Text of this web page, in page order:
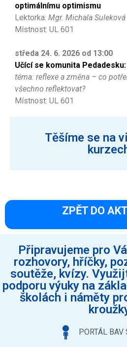
optimálnímu optimismu
Lektorka: Mgr. Michala Suleková
Místnost: UL 601
středa 24. 6. 2026 od 13:00
Učící se komunita
téma: reflexe a změna – co
všechno reflektovat?
Místnost: UL 601
Těšíme se na
ZPĚT DO
Připravujeme pro
rozhovory, hříčky,
soutěže, kvízy.
podporu výuky na
školách i náměty
PORTÁL BAV